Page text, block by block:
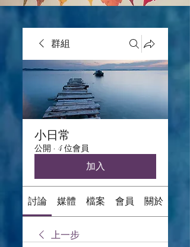
群組
小日常
公開 · 4 位會員
加入
討論 媒體 檔案 會員 關於
上一步